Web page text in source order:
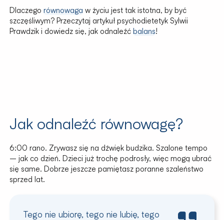
Dlaczego równowaga w życiu jest tak istotna, by być
szczęśliwym? Przeczytaj artykuł psychodietetyk Sylwii
Prawdzik i dowiedz się, jak odnaleźć balans!
Jak odnaleźć równowagę?
6:00 rano. Zrywasz się na dźwięk budzika. Szalone tempo
– jak co dzień. Dzieci już trochę podrosły, więc mogą ubrać
się same. Dobrze jeszcze pamiętasz poranne szaleństwo
sprzed lat.
Tego nie ubiorę, tego nie lubię, tego